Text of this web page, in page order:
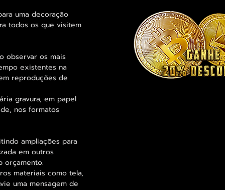
uma decoração
todos os que visitem
observar os mais
existentes na
reproduções de
gravura, em papel
nos formatos
ampliações para
em outros
orçamento.
materiais como tela,
uma mensagem de